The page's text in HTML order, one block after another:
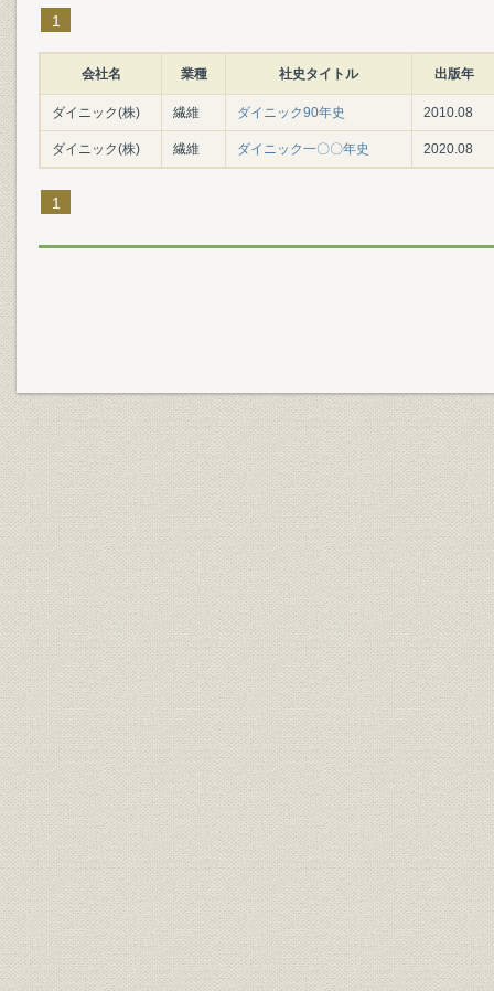
1
会社名 業種 社史タイトル 出版年
ダイニック(株) 繊維 ダイニック90年史 2010.08
ダイニック(株) 繊維 ダイニック一〇〇年史 2020.08
1